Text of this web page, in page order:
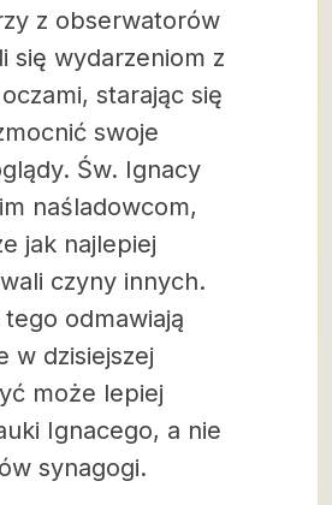
z obserwatorów
się wydarzeniom z
starając się
swoje
Św. Ignacy
naśladowcom,
jak najlepiej
czyny innych.
tego odmawiają
w dzisiejszej
może lepiej
Ignacego, a nie
synagogi.